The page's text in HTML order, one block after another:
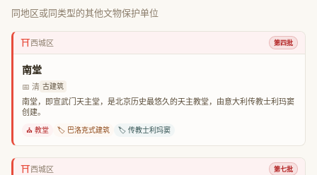
同地区或同类型的其他文物保护单位
⛩️西城区 第四批
南堂
📅 清 古建筑
南堂，即宣武门天主堂，是北京历史最悠久的天主教堂，由意大利传教士利玛窦
创建。
⛪ 教堂 🏷️ 巴洛克式建筑 🏷️ 传教士利玛窦
⛩️西城区 第七批